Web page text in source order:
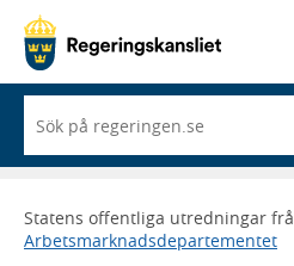
du
börjar
skriva
framträder
en
Statens offentliga utredningar
Arbetsmarknadsdepartementet